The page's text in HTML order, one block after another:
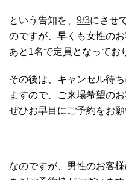
という告知を、 9/3にさせ
のですが、早くも女性の
あと1名で定員となってお
その後は、キャンセル待ち
ますので、ご来場希望の
ぜひお早目にご予約をお願
なのですが、男性のお客様